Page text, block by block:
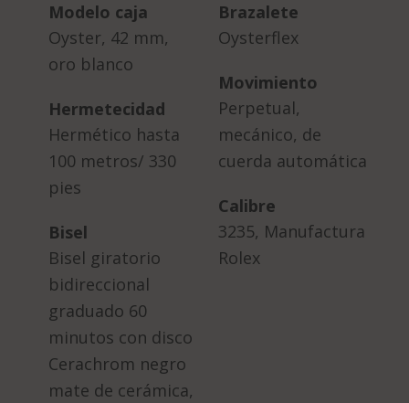
Modelo caja
Oyster, 42 mm,
oro blanco
Hermetecidad
Hermético hasta
100 metros/ 330
pies
Bisel
Bisel giratorio
bidireccional
graduado 60
minutos con disco
Cerachrom negro
mate de cerámica,
Brazalete
Oysterflex
Movimiento
Perpetual,
mecánico, de
cuerda automática
Calibre
3235, Manufactura
Rolex